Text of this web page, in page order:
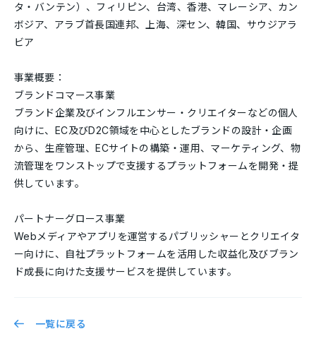
タ・バンテン）、フィリピン、台湾、香港、マレーシア、カン
ボジア、アラブ首長国連邦、上海、深セン、韓国、サウジアラ
ビア
事業概要：
​​ブランドコマース事業
ブランド企業及びインフルエンサー・クリエイターなどの個人
向けに、EC及びD2C領域を中心としたブランドの設計・企画
から、生産管理、ECサイトの構築・運用、マーケティング、物
流管理をワンストップで支援するプラットフォームを開発・提
供しています。
パートナーグロース事業
Webメディアやアプリを運営するパブリッシャーとクリエイタ
ー向けに、自社プラットフォームを活用した収益化及びブラン
ド成長に向けた支援サービスを提供しています。
一覧に戻る